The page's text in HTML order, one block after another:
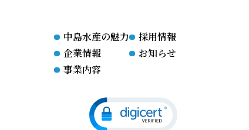
中島水産の魅力
企業情報
事業内容
採用情報
お知らせ